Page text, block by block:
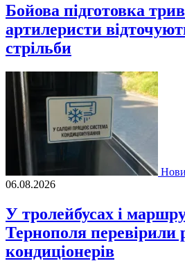
Бойова підготовка
артилеристи
стрільби
06.08.2026
У тролейбусах і
Тернополя перевірили
кондиціонерів